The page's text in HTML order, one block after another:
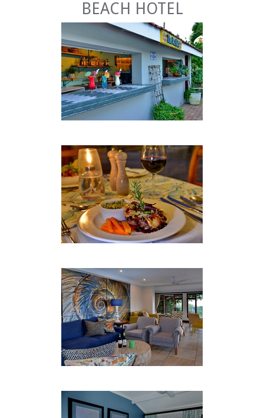
Diese luxuriösen Zimmer sind der perfekte Ort,
um sich nach einem langen Tag am Strand oder
nach einem eintägigen Seminar zu entspannen.
Lassen Sie sich auf das Sofa fallen, machen Sie es
sich mit einem Buch im Bett gemütlich oder
tauchen Sie Ihre sonnenverwöhnte Haut in die
Bitte beachten Sie die einzelnen
Zimmerbeschreibungen mit Fotos unten, um Ihnen
Wenn Brandung und Sand nicht ganz Ihr Ding sind,
ist unser beheizter Salzwasserpool wahrscheinlich
der richtige Ort für Sie. Es gibt einen Lesesaal und
ein Spielzimmer mit kostenfreiem WLAN, ein
Gesundheitszentrum und einen Fitnessraum, eine
Bar und ein Restaurant.
Saison. Wir können traditionelle / Meeresfrüchte
oder Spieß Braais auf Anfrage arrangieren.
Schauen Sie sich das Rugby an oder spielen Sie
eine Partie Billard oder Darts in Joe's Tavern, orr
entspannen Sie sich und schlürfen Sie Ihren
Sundowner in unserer Damenbar.
LAGE & ATTRAKTIONEN
unendlichen goldenen Strände, geschütztes Baden,
Felsenpools, ausgezeichnete Angelmöglichkeiten,
BEACH HOTEL